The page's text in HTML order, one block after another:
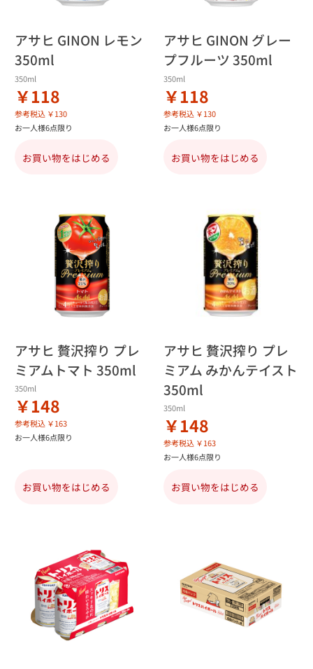
アサヒ GINON レモン
350ml
350ml
￥118
参考税込 ￥130
お一人様6点限り
お買い物をはじめる
アサヒ GINON グレー
プフルーツ 350ml
350ml
￥118
参考税込 ￥130
お一人様6点限り
お買い物をはじめる
アサヒ 贅沢搾り プレ
ミアムトマト 350ml
350ml
￥148
参考税込 ￥163
お一人様6点限り
お買い物をはじめる
アサヒ 贅沢搾り プレ
ミアム みかんテイスト
350ml
350ml
￥148
参考税込 ￥163
お一人様6点限り
お買い物をはじめる